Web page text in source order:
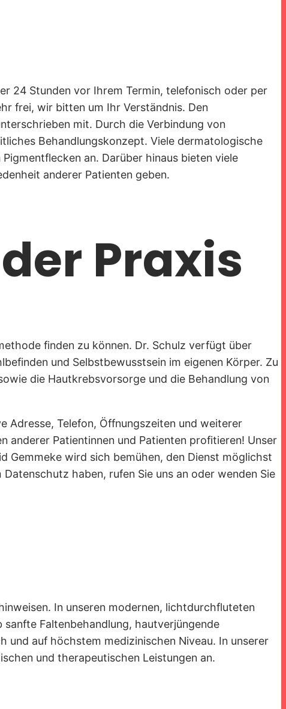
24 Stunden vor Ihrem Termin, telefonisch oder per
frei, wir bitten um Ihr Verständnis. Den
mit. Durch die Verbindung von
Behandlungskonzept. Viele dermatologische
an. Darüber hinaus bieten viele
anderer Patienten geben.
Praxis
finden zu können. Dr. Schulz verfügt über
und Selbstbewusstsein im eigenen Körper. Zu
die Hautkrebsvorsorge und die Behandlung von
Adresse, Telefon, Öffnungszeiten und weiterer
Patientinnen und Patienten profitieren! Unser
Gemmeke wird sich bemühen, den Dienst möglichst
haben, rufen Sie uns an oder wenden Sie
In unseren modernen, lichtdurchfluteten
Faltenbehandlung, hautverjüngende
und auf höchstem medizinischen Niveau. In unserer
und therapeutischen Leistungen an.